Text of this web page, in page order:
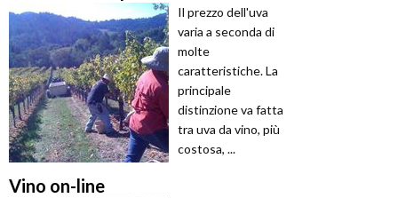
Il prezzo dell'uva
varia a seconda di
molte
caratteristiche. La
principale
distinzione va fatta
tra uva da vino, più
costosa, ...
Vino on-line